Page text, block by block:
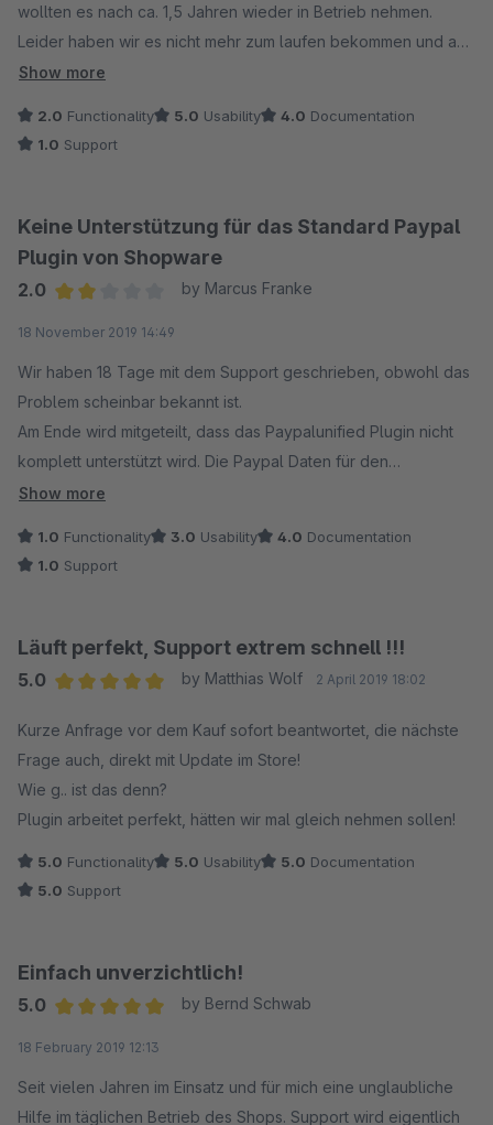
wollten es nach ca. 1,5 Jahren wieder in Betrieb nehmen.
Leider haben wir es nicht mehr zum laufen bekommen und auf
Hilfe vom Support warten wir seit einem Monat vergeblich. Erst
und dann direkt per Mail. Leider haben wir erst die
funktionieren, gibt es eine ähnliche Lösung von
"Codeenterprise", die bei uns sehr gut funktioniert.
Show more
2.0 Functionality 5.0 Usability 4.0 Documentation
1.0 Support
Keine Unterstützung für das Standard Paypal
Plugin von Shopware
2.0
by Marcus Franke
18 November 2019 14:49
Wir haben 18 Tage mit dem Support geschrieben, obwohl das
Problem scheinbar bekannt ist.
Am Ende wird mitgeteilt, dass das Paypalunified Plugin nicht
komplett unterstützt wird. Die Paypal Daten für den
Rechnungskauf werden nicht in die erstellte Rechnung
Hinweis, dass er auf das Paypal Konto überwiesen werden
muss. Der support antwortet auch nur aller 4 Tage.
Show more
1.0 Functionality 3.0 Usability 4.0 Documentation
1.0 Support
Läuft perfekt, Support extrem schnell !!!
5.0
by Matthias Wolf 2 April 2019 18:02
Kurze Anfrage vor dem Kauf sofort beantwortet, die nächste
Frage auch, direkt mit Update im Store!
Wie g.. ist das denn?
Plugin arbeitet perfekt, hätten wir mal gleich nehmen sollen!
5.0 Functionality 5.0 Usability 5.0 Documentation
5.0 Support
Einfach unverzichtlich!
5.0
by Bernd Schwab
18 February 2019 12:13
Seit vielen Jahren im Einsatz und für mich eine unglaubliche
Hilfe im täglichen Betrieb des Shops. Support wird eigentlich